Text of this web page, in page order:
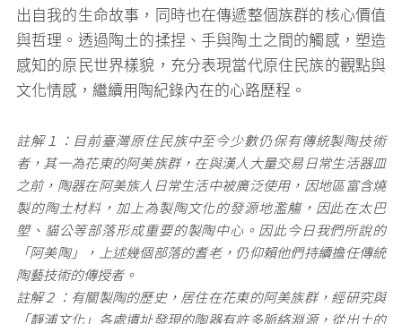
出自我的生命故事，同時也在傳遞整個族群的核心價值
與哲理。透過陶土的揉捏、手與陶土之間的觸感，塑造
感知的原民世界樣貌，充分表現當代原住民族的觀點與
文化情感，繼續用陶紀錄內在的心路歷程。
註解１：目前臺灣原住民族中至今少數仍保有傳統製陶技術
者，其一為花東的阿美族群，在與漢人大量交易日常生活器皿
之前，陶器在阿美族人日常生活中被廣泛使用，因地區富含燒
製的陶土材料，加上為製陶文化的發源地濫觴，因此在太巴
塱、貓公等部落形成重要的製陶中心。因此今日我們所說的
「阿美陶」，上述幾個部落的耆老，仍仰賴他們持續擔任傳統
陶藝技術的傳授者。
註解２：有關製陶的歷史，居住在花東的阿美族群，經研究與
「靜浦文化」各處遺址發現的陶器有許多脈絡淵源，從出土的